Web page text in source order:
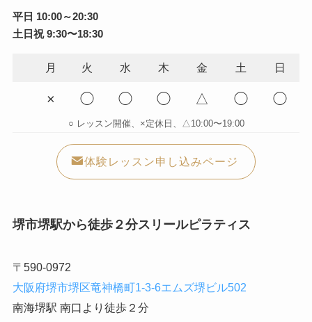
平日 10:00～20:30
土日祝 9:30〜18:30
月 火 水 木 金 土 日
× ◯ ◯ ◯ △ ◯ ◯
○ レッスン開催、×定休日、△10:00〜19:00
体験レッスン申し込みページ
堺市堺駅から徒歩２分スリールピラティス
〒590-0972
大阪府堺市堺区竜神橋町1-3-6エムズ堺ビル502
南海堺駅 南口より徒歩２分